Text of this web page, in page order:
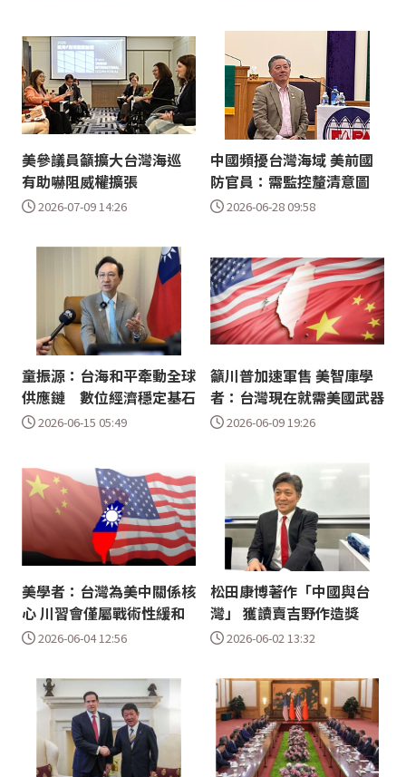
美參議員籲擴大台灣海巡
有助嚇阻威權擴張
2026-07-09 14:26
中國頻擾台灣海域 美前國
防官員：需監控釐清意圖
2026-06-28 09:58
童振源：台海和平牽動全球
供應鏈 數位經濟穩定基石
2026-06-15 05:49
籲川普加速軍售 美智庫學
者：台灣現在就需美國武器
2026-06-09 19:26
美學者：台灣為美中關係核
心 川習會僅屬戰術性緩和
2026-06-04 12:56
松田康博著作「中國與台
灣」 獲讀賣吉野作造獎
2026-06-02 13:32